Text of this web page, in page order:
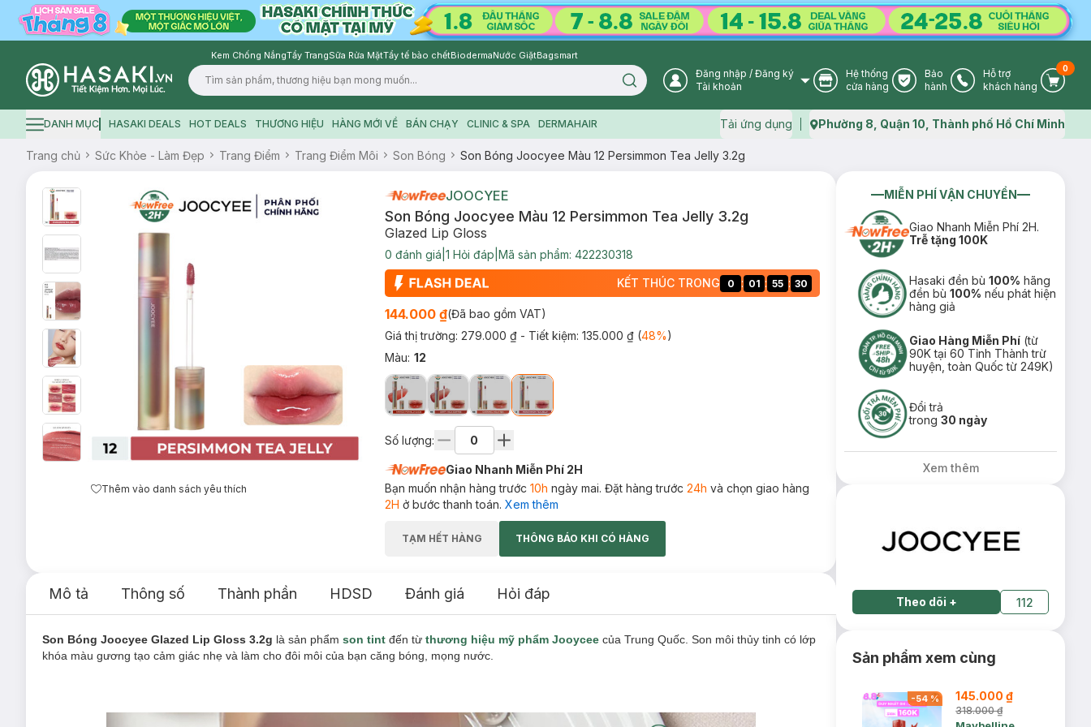
Kem Chống NắngTẩy TrangSữa Rửa MặtTẩy tế bào chếtBiodermaNước GiặtBagsmart
Logo
Search icon User Icon
Đăng nhập / Đăng ký
Tài khoản
Store Icon
Hệ thống
cửa hàng
Warranty Icon
Bảo
hành
Phone Icon
Hỗ trợ
khách hàng
Cart
0
Hamburger icon
DANH MỤC HASAKI DEALS HOT DEALS THƯƠNG HIỆU HÀNG MỚI VỀ BÁN CHẠY CLINIC & SPA DERMAHAIR Tải ứng dụng Map icon
Phường 8, Quận 10, Thành phố Hồ Chí Minh
Trang chủ Sức Khỏe - Làm Đẹp Trang Điểm Trang Điểm Môi Son Bóng Son Bóng Joocyee Màu 12 Persimmon Tea Jelly 3.2g
Thêm vào danh sách yêu thích
JOOCYEE
Son Bóng Joocyee Màu 12 Persimmon Tea Jelly 3.2g
Glazed Lip Gloss
0 đánh giá 1 Hỏi đáp Mã sản phẩm: 422230318
KẾT THÚC TRONG 0 : 01 : 55 : 29
144.000 ₫(Đã bao gồm VAT)
Giá thị trường: 279.000 ₫ - Tiết kiệm: 135.000 ₫(48%)
Màu: 12
Số lượng:
Giao Nhanh Miễn Phí 2H
Bạn muốn nhận hàng trước 10h ngày mai. Đặt hàng trước 24h và chọn giao hàng
2H ở bước thanh toán. Xem thêm
TẠM HẾT HÀNG THÔNG BÁO KHI CÓ HÀNG
Mô tả Thông số Thành phần HDSD Đánh giá Hỏi đáp
Son Bóng Joocyee Glazed Lip Gloss 3.2g là sản phẩm son tint đến từ thương hiệu mỹ phẩm Jooycee của Trung Quốc. Son môi thủy tinh có lớp
khóa màu gương tạo cảm giác nhẹ và làm cho đôi môi của bạn căng bóng, mọng nước.
MIỄN PHÍ VẬN CHUYỂN
Giao Nhanh Miễn Phí 2H.
Trễ tặng 100K
Hasaki đền bù100% hãng
đền bù100% nếu phát hiện
hàng giả
Giao Hàng Miễn Phí (từ
90K tại 60 Tỉnh Thành trừ
huyện, toàn Quốc từ 249K)
Đổi trả
trong30 ngày
Xem thêm
Theo dõi + 112
Sản phẩm xem cùng
-54% 145.000 ₫
318.000 ₫